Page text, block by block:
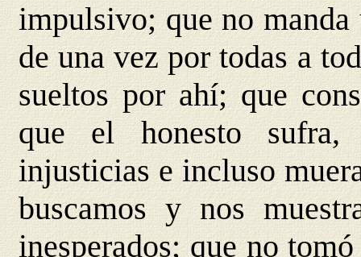
impulsivo; que no
de una vez por todas a
sueltos por ahí; que
que el honesto sufra,
injusticias e incluso
buscamos y nos
inesperados; que no